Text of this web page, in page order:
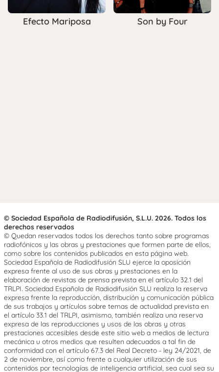
Efecto Mariposa Son by Four
© Sociedad Española de Radiodifusión, S.L.U. 2026. Todos los
derechos reservados
© Quedan reservados todos los derechos tanto sobre programas
radiofónicos y las obras y prestaciones que formen parte de ellos,
como sobre los contenidos publicados en esta página web.
Sociedad Española de Radiodifusión SLU ejerce la oposición
expresa frente al uso de sus obras y prestaciones en la
elaboración de revistas de prensa prevista en el artículo 32.1 del
TRLPI. Sociedad Española de Radiodifusión SLU realiza la reserva
expresa frente la reproducción, distribución y comunicación pública
de sus trabajos y artículos sobre temas de actualidad prevista en
el artículo 33.1 del TRLPI, asimismo, también realiza una reserva
expresa de las reproducciones y usos de las obras y otras
prestaciones accesibles desde este sitio web a medios de lectura
mecánica u otros medios que resulten adecuados a tal fin de
conformidad con el artículo 67.3 del Real Decreto - ley 24/2021, de
2 de noviembre, así como frente a cualquier utilización de sus
contenidos por tecnologías de inteligencia artificial, sea cual sea su